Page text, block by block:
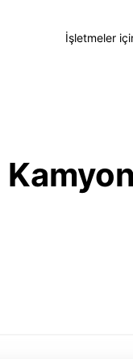
İşletmeler